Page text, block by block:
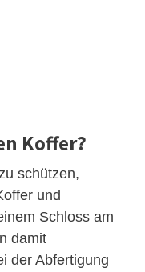
Koffer?
schützen,
und
Schloss am
damit
der Abfertigung